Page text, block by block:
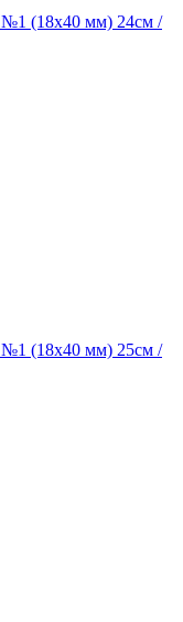
№1 (18х40 мм) 24см /
№1 (18х40 мм) 25см /